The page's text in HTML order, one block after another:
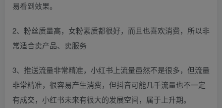
易看到效果。
2、粉丝质量高，女粉素质都很好，而且也喜欢消费，所以非
常适合卖产品、卖服务
3、推送流量非常精准，小红书上流量虽然不是很多，但流量
非常精准，很容易产生消费，但抖音可能几千流量也不一定
有成交，小红书未来有很大的发展空间，属于上升期。